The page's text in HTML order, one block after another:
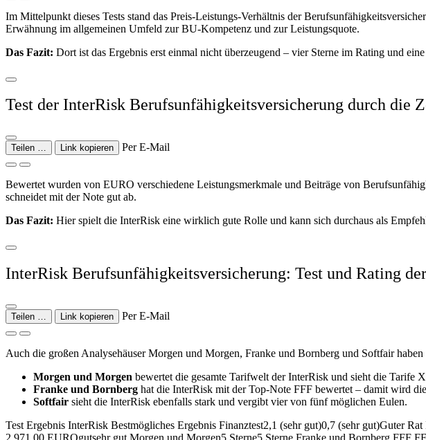
Im Mittelpunkt dieses Tests stand das Preis-Leistungs-Verhältnis der
Erwähnung im allgemeinen Umfeld zur BU-Kompetenz und zur Leistungsquote.
Das Fazit: Dort ist das Ergebnis erst einmal nicht überzeugend – vier Sterne im Rating und
Test der InterRisk Berufsunfähigkeits­versicherung durch die
Teilen … Link kopieren Per E-Mail
Bewertet wurden von EURO verschiedene Leistungsmerkmale und Beiträge von
schneidet mit der Note gut ab.
Das Fazit: Hier spielt die InterRisk eine wirklich gute Rolle und kann sich durchaus als
InterRisk Berufsunfähigkeitsversicherung: Test und Rating
Teilen … Link kopieren Per E-Mail
Auch die großen Analysehäuser Morgen und Morgen, Franke und Bornberg und Softfair
Morgen und Morgen bewertet die gesamte Tarifwelt der InterRisk und sieht die Tarife
Franke und Bornberg hat die InterRisk mit der Top-Note FFF bewertet – damit wird
Softfair sieht die InterRisk ebenfalls stark und vergibt vier von fünf möglichen Eulen.
Test Ergebnis InterRisk Bestmögliches Ergebnis Finanztest2,1 (sehr gut)0,7 (sehr gut)Guter